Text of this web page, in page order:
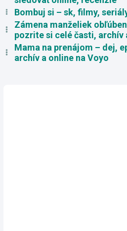
Bombuj si – sk, filmy,
Zámena manželiek
pozrite si celé časti, archív
Mama na prenájom – dej,
archív a online na Voyo